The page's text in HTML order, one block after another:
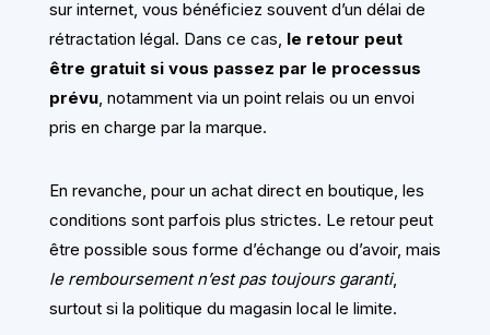
sur internet, vous bénéficiez souvent d’un délai de
rétractation légal. Dans ce cas, le retour peut
être gratuit si vous passez par le processus
prévu, notamment via un point relais ou un envoi
pris en charge par la marque.
En revanche, pour un achat direct en boutique, les
conditions sont parfois plus strictes. Le retour peut
être possible sous forme d’échange ou d’avoir, mais
le remboursement n’est pas toujours garanti,
surtout si la politique du magasin local le limite.